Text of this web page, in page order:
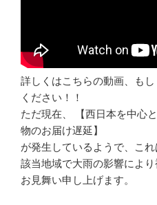
詳しくはこちらの動画、も
ください！！
ただ現在、 【西日本を中心
物のお届け遅延】
が発生しているようで、こ
該当地域で大雨の影響によ
お見舞い申し上げます。